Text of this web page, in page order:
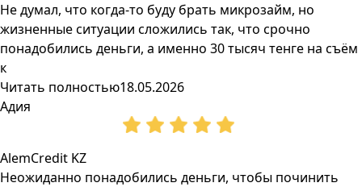
Не думал, что когда-то буду брать микрозайм, но
жизненные ситуации сложились так, что срочно
понадобились деньги, а именно 30 тысяч тенге на съём
к
Читать полностью18.05.2026
Адия
AlemCredit KZ
Неожиданно понадобились деньги, чтобы починить